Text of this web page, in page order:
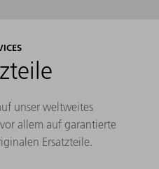
unser weltweites
allem auf garantierte
Ersatzteile.